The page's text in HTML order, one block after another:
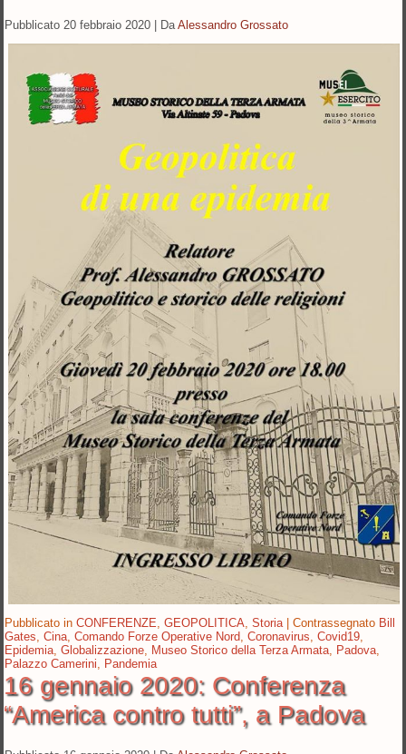
Pubblicato 20 febbraio 2020 Da Alessandro Grossato
Pubblicato in CONFERENZE,GEOPOLITICA,Storia|Contrassegnato Bill
Gates,Cina,Comando Forze Operative Nord,Coronavirus,Covid19,
Epidemia,Globalizzazione, Museo Storico della Terza Armata, Padova,
Palazzo Camerini, Pandemia
16 gennaio 2020: Conferenza
“America contro tutti”, a Padova